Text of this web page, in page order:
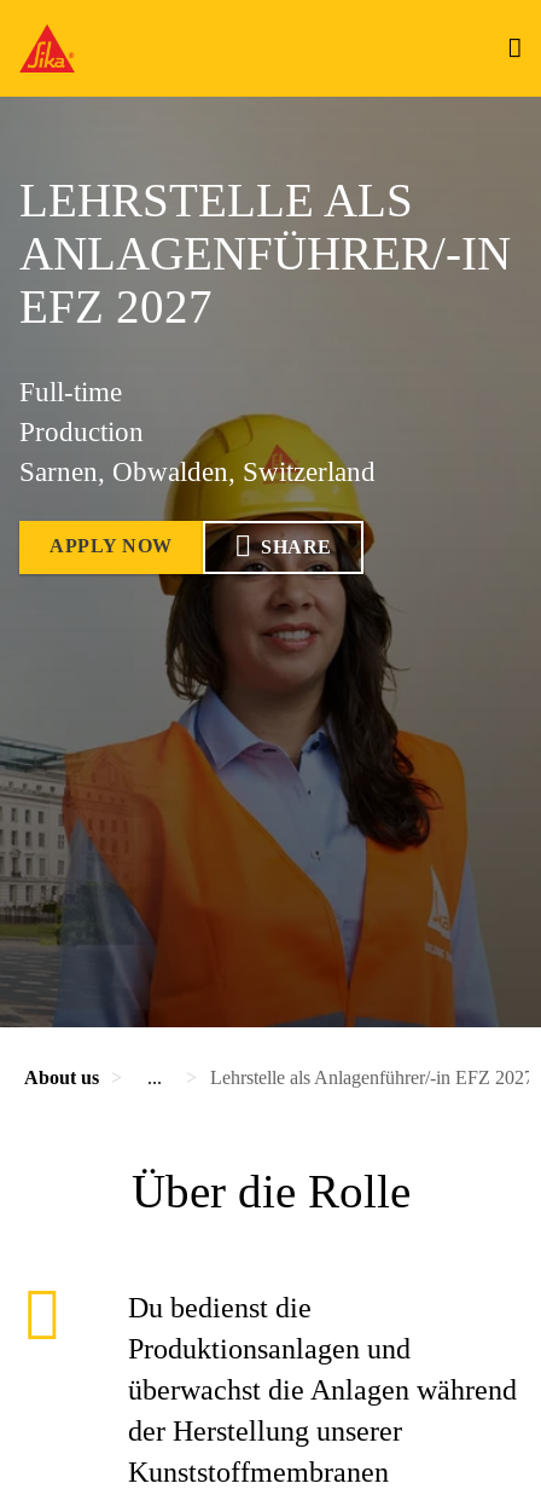
LEHRSTELLE ALS
ANLAGENFÜHRER/-IN
EFZ 2027
Full-time
Production
Sarnen, Obwalden, Switzerland
APPLY NOW SHARE
About us ... Lehrstelle als Anlagenführer/-in EFZ 2027
Über die Rolle
Du bedienst die
Produktionsanlagen und
überwachst die Anlagen während
der Herstellung unserer
Kunststoffmembranen